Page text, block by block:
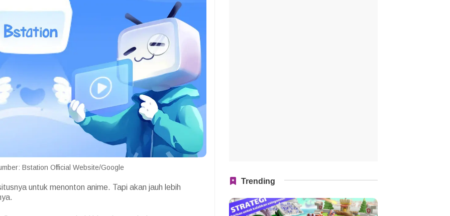
Bstation Official Website/Google
untuk menonton anime. Tapi akan jauh lebih
Trending